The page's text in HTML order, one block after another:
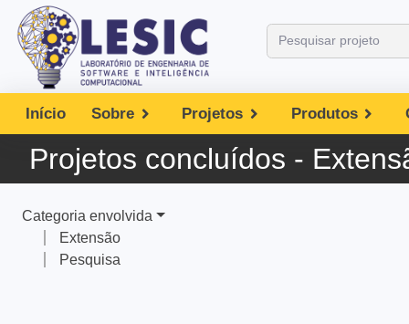
Início Sobre Projetos Produtos
Projetos concluídos -
Categoria envolvida
Extensão
Pesquisa